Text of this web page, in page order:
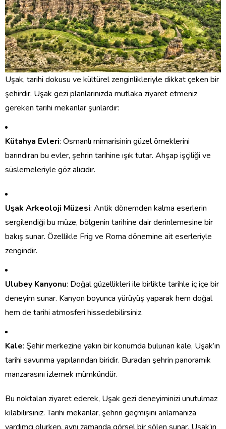
Uşak, tarihi dokusu ve kültürel zenginlikleriyle dikkat çeken bir
şehirdir. Uşak gezi planlarınızda mutlaka ziyaret etmeniz
gereken tarihi mekanlar şunlardır:
Kütahya Evleri: Osmanlı mimarisinin güzel örneklerini
barındıran bu evler, şehrin tarihine ışık tutar. Ahşap işçiliği ve
süslemeleriyle göz alıcıdır.
Uşak Arkeoloji Müzesi: Antik dönemden kalma eserlerin
sergilendiği bu müze, bölgenin tarihine dair derinlemesine bir
bakış sunar. Özellikle Frig ve Roma dönemine ait eserleriyle
zengindir.
Ulubey Kanyonu: Doğal güzellikleri ile birlikte tarihle iç içe bir
deneyim sunar. Kanyon boyunca yürüyüş yaparak hem doğal
hem de tarihi atmosferi hissedebilirsiniz.
Kale: Şehir merkezine yakın bir konumda bulunan kale, Uşak’ın
tarihi savunma yapılarından biridir. Buradan şehrin panoramik
manzarasını izlemek mümkündür.
Bu noktaları ziyaret ederek, Uşak gezi deneyiminizi unutulmaz
kılabilirsiniz. Tarihi mekanlar, şehrin geçmişini anlamanıza